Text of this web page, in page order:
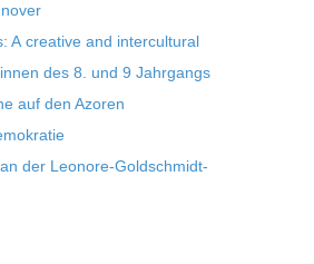
A crea­tive and inter­cul­tu­ral
des 8. und 9 Jahr­gangs
auf den Azoren
der Leonore-Goldschmidt-